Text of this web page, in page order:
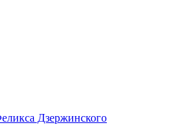
Дзержинского